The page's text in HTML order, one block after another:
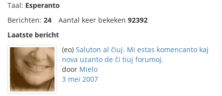
Taal: Esperanto
Berichten: 24 Aantal keer bekeken 92392
Laatste bericht
(eo) Saluton al ĉiuj. Mi estas komencanto kaj
nova uzanto de ĉi tiuj forumoj.
door Mielo
3 mei 2007